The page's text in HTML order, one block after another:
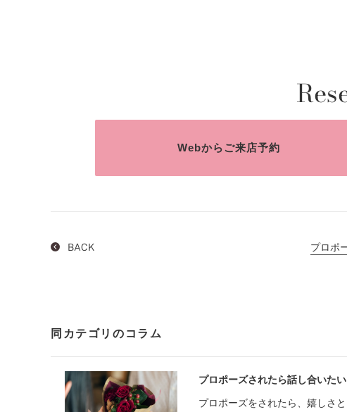
Webからご来店予約
BACK プロポ
同カテゴリのコラム
プロポーズされたら話し合いた
プロポーズをされたら、嬉しさ